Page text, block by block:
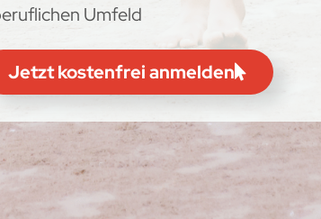
Umfeld
Jetzt kostenfrei anmelden